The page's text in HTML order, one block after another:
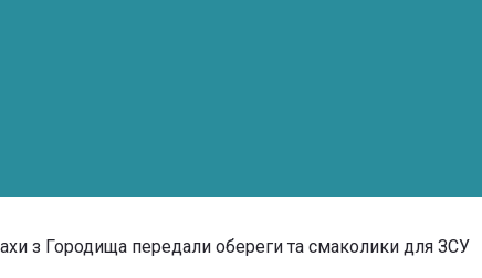
з Городища передали обереги та смаколики для ЗСУ